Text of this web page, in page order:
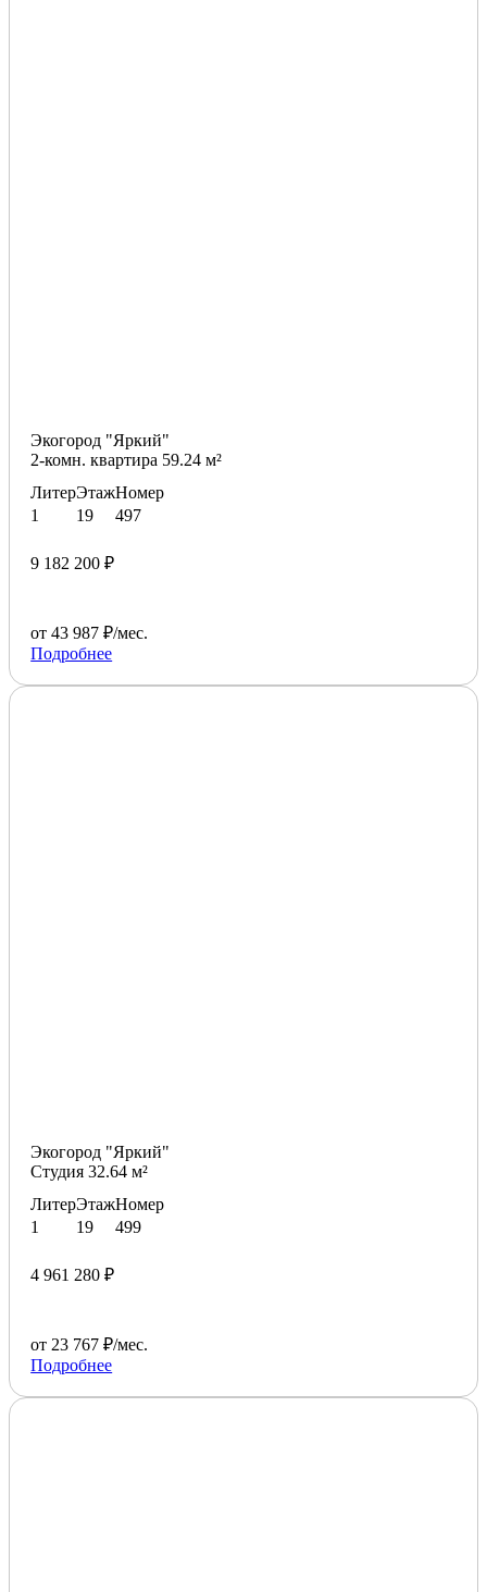
Экогород "Яркий"
2-комн. квартира 59.24 м²
Литер
1
Этаж
19
Номер
497
9 182 200 ₽
от 43 987 ₽/мес.
Подробнее
Экогород "Яркий"
Студия 32.64 м²
Литер
1
Этаж
19
Номер
499
4 961 280 ₽
от 23 767 ₽/мес.
Подробнее